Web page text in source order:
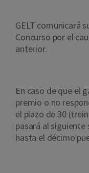
GELT comunicará
Concurso por el
anterior.
En caso de que el
premio o no
el plazo de 30
pasará al
hasta el décimo